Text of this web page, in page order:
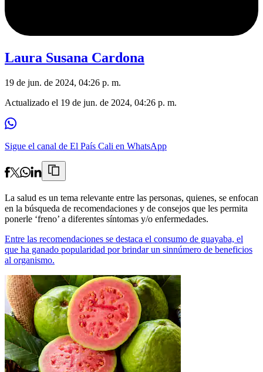
Laura Susana Cardona
19 de jun. de 2024, 04:26 p. m.
Actualizado el 19 de jun. de 2024, 04:26 p. m.
Sigue el canal de El País Cali en WhatsApp
La salud es un tema relevante entre las personas, quienes, se enfocan
en la búsqueda de recomendaciones y de consejos que les permita
ponerle ‘freno’ a diferentes síntomas y/o enfermedades.
Entre las recomendaciones se destaca el consumo de guayaba, el
que ha ganado popularidad por brindar un sinnúmero de beneficios
al organismo.